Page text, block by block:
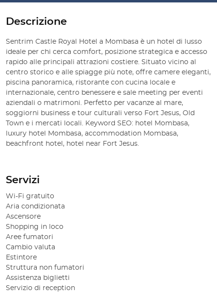
Descrizione
Sentrim Castle Royal Hotel a Mombasa è un hotel di lusso
ideale per chi cerca comfort, posizione strategica e accesso
rapido alle principali attrazioni costiere. Situato vicino al
centro storico e alle spiagge più note, offre camere eleganti,
piscina panoramica, ristorante con cucina locale e
internazionale, centro benessere e sale meeting per eventi
aziendali o matrimoni. Perfetto per vacanze al mare,
soggiorni business e tour culturali verso Fort Jesus, Old
Town e i mercati locali. Keyword SEO: hotel Mombasa,
luxury hotel Mombasa, accommodation Mombasa,
beachfront hotel, hotel near Fort Jesus.
Servizi
Wi-Fi gratuito
Aria condizionata
Ascensore
Shopping in loco
Aree fumatori
Cambio valuta
Estintore
Struttura non fumatori
Assistenza biglietti
Servizio di reception